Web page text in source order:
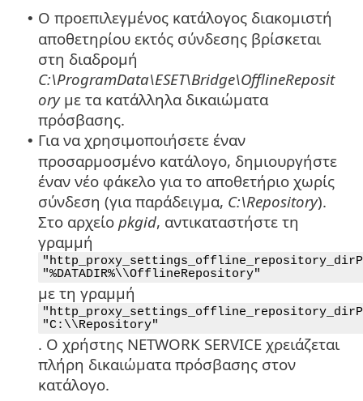
• Ο προεπιλεγμένος κατάλογος διακομιστή
αποθετηρίου εκτός σύνδεσης βρίσκεται
στη διαδρομή
C:\ProgramData\ESET\Bridge\OfflineReposit
oryμε τα κατάλληλα δικαιώματα
πρόσβασης.
• Για να χρησιμοποιήσετε έναν
προσαρμοσμένο κατάλογο, δημιουργήστε
έναν νέο φάκελο για το αποθετήριο χωρίς
σύνδεση (για παράδειγμα, C:\Repository).
Στο αρχείο pkgid, αντικαταστήστε τη
γραμμή
"%DATADIR%\\OfflineRepository"
με τη γραμμή
"C:\\Repository"
. Ο χρήστης NETWORK SERVICE χρειάζεται
πλήρη δικαιώματα πρόσβασης στον
κατάλογο.